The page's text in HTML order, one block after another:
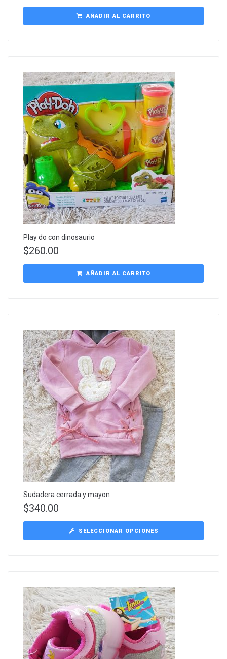
AÑADIR AL CARRITO
Play do con dinosaurio
$260.00
AÑADIR AL CARRITO
Sudadera cerrada y mayon
$340.00
SELECCIONAR OPCIONES